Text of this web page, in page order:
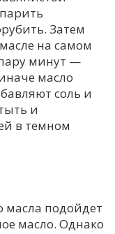
Затем
на самом
минут —
масло
соль и
и
в темном
масла подойдет
масло. Однако